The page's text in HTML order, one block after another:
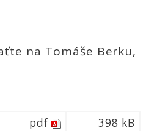
na Tomáše Berku,
pdf 398 kB